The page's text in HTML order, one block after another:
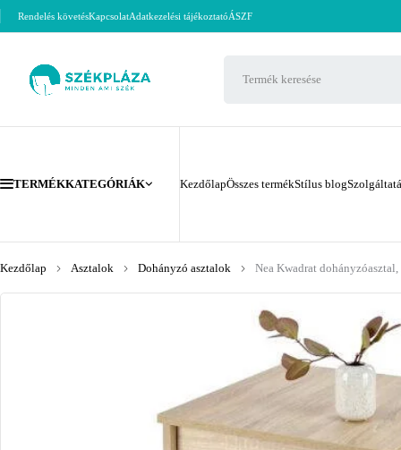
Rendelés követésKapcsolatAdatkezelési tájékoztatóÁSZF
TERMÉKKATEGÓRIÁK KezdőlapÖsszes termékStílus blog
Kezdőlap Asztalok Dohányzó asztalok Nea Kwadrat